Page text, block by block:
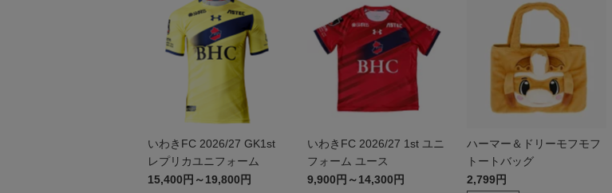
いわきFC 2026/27 GK1st
レプリカユニフォーム
15,400円～19,800円
いわきFC 2026/27 1st ユニ
フォーム ユース
9,900円～14,300円
ハーマー＆ドリーモフモフ
トートバッグ
2,799円